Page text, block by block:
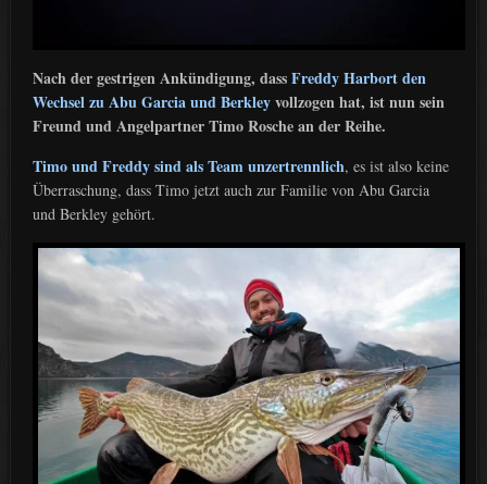
Nach der gestrigen Ankündigung, dassFreddy Harbort den
Wechsel zu Abu Garcia und Berkleyvollzogen hat, ist nun sein
Freund und Angelpartner Timo Rosche an der Reihe.
Timo und Freddy sind als Team unzertrennlich, es ist also keine
Überraschung, dass Timo jetzt auch zur Familie von Abu Garcia
und Berkley gehört.